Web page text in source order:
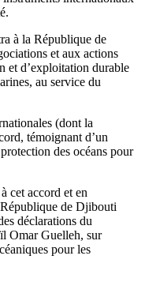
à la République de
et aux actions
et d’exploitation durable
au service du
(dont la
témoignant d’un
des océans pour
cet accord et en
de Djibouti
déclarations du
Omar Guelleh, sur
pour les